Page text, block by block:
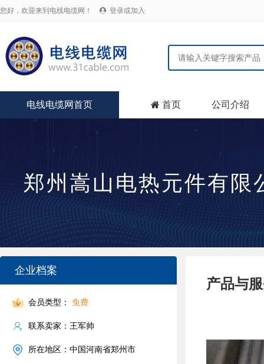
您好，欢迎来到电线电缆网！  登录或加入
电线电缆网首页  首页 公司介绍
郑州嵩山电热元件有限
企业档案
会员类型： 免费
联系卖家：王军帅
所在地区：中国河南省郑州市
产品与